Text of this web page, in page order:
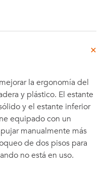
la ergonomía del
y plástico. El estante
y el estante inferior
equipado con un
manualmente más
de dos pisos para
no está en uso.